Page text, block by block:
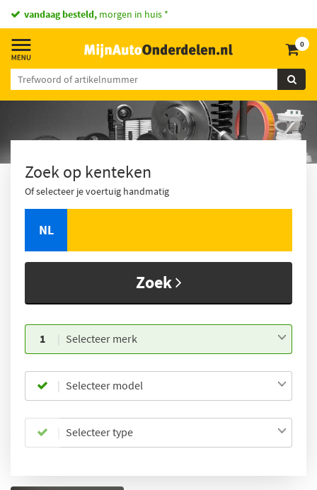
vandaag besteld, morgen in huis *
0
Zoek op kenteken
Of selecteer je voertuig handmatig
NL
Zoek
1 Selecteer merk
Selecteer model
Selecteer type